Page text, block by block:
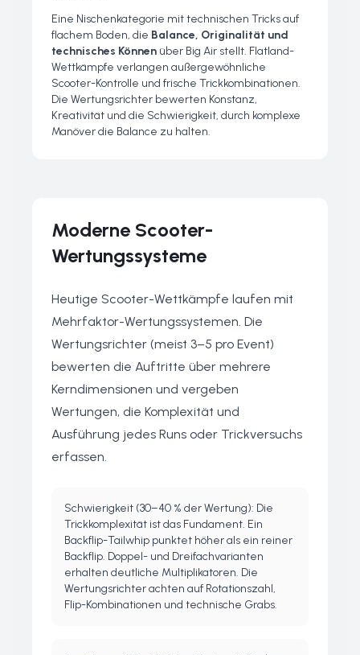
Eine Nischenkategorie mit technischen Tricks auf
flachem Boden, die Balance, Originalität und
technisches Können über Big Air stellt. Flatland-
Wettkämpfe verlangen außergewöhnliche
Scooter-Kontrolle und frische Trickkombinationen.
Die Wertungsrichter bewerten Konstanz,
Kreativität und die Schwierigkeit, durch komplexe
Manöver die Balance zu halten.
Moderne Scooter-
Wertungssysteme
Heutige Scooter-Wettkämpfe laufen mit
Mehrfaktor-Wertungssystemen. Die
Wertungsrichter (meist 3–5 pro Event)
bewerten die Auftritte über mehrere
Kerndimensionen und vergeben
Wertungen, die Komplexität und
Ausführung jedes Runs oder Trickversuchs
erfassen.
Schwierigkeit (30–40 % der Wertung): Die
Trickkomplexität ist das Fundament. Ein
Backflip-Tailwhip punktet höher als ein reiner
Backflip. Doppel- und Dreifachvarianten
erhalten deutliche Multiplikatoren. Die
Wertungsrichter achten auf Rotationszahl,
Flip-Kombinationen und technische Grabs.